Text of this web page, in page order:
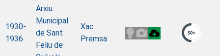
1930-
1936
Arxiu
Municipal
de Sant
Feliu de
Xac
Premsa